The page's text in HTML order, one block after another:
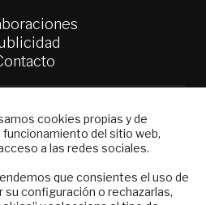
de Política Exterior
Ideas
reservadosAviso
cookies propias y de
del sitio web,
a las redes sociales.
que consientes el uso de
su configuración o rechazarlas,
boletín electrónico y
el mejor análisis